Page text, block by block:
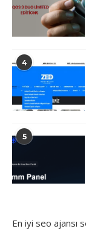
4
5
En iyi seo ajansı